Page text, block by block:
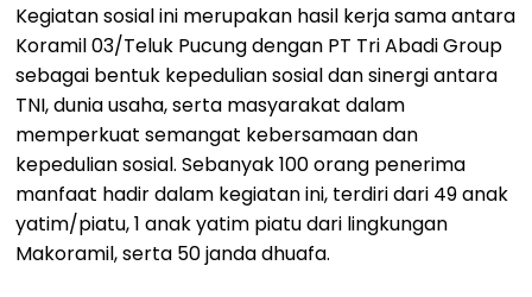
Kegiatan sosial ini merupakan hasil kerja sama antara
Koramil 03/Teluk Pucung dengan PT Tri Abadi Group
sebagai bentuk kepedulian sosial dan sinergi antara
TNI, dunia usaha, serta masyarakat dalam
memperkuat semangat kebersamaan dan
kepedulian sosial. Sebanyak 100 orang penerima
manfaat hadir dalam kegiatan ini, terdiri dari 49 anak
yatim/piatu, 1 anak yatim piatu dari lingkungan
Makoramil, serta 50 janda dhuafa.